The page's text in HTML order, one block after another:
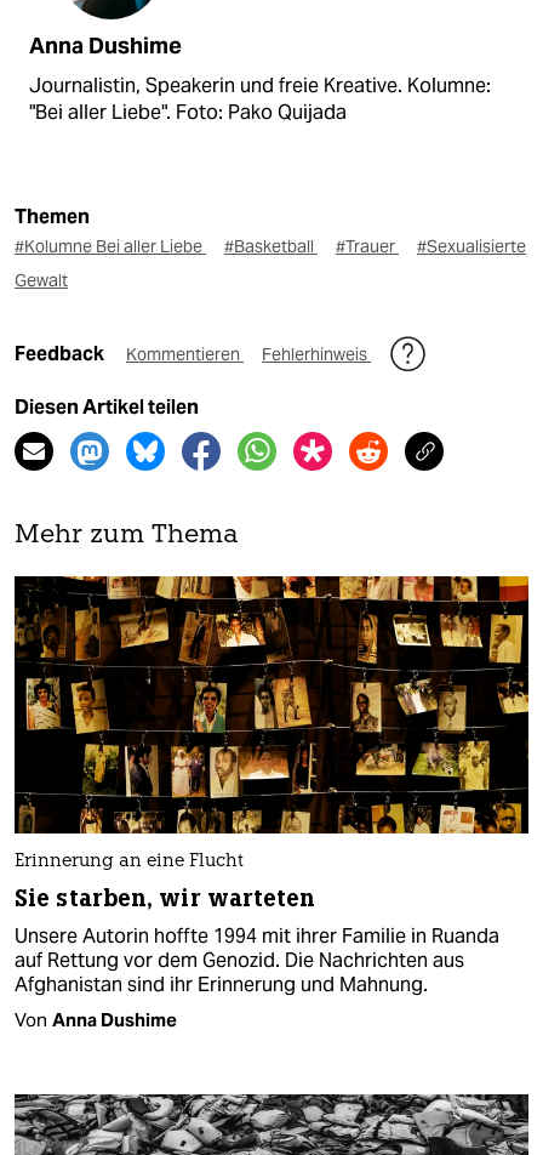
Anna Dushime
Journalistin, Speakerin und freie Kreative. Kolumne:
"Bei aller Liebe". Foto: Pako Quijada
Themen
#Kolumne Bei aller Liebe #Basketball #Trauer
#Sexualisierte
Gewalt
Feedback Kommentieren Fehlerhinweis
Diesen Artikel teilen
Mehr zum Thema
Erinnerung an eine Flucht
Sie starben, wir warteten
Unsere Autorin hoffte 1994 mit ihrer Familie in Ruanda
auf Rettung vor dem Genozid. Die Nachrichten aus
Afghanistan sind ihr Erinnerung und Mahnung.
Von Anna Dushime